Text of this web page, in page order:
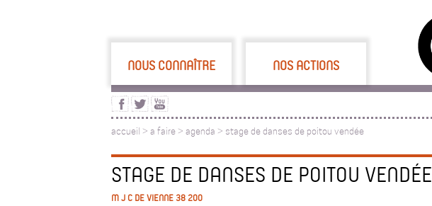
NOUS CONNAÎTRE NOS ACTIONS
accueil > a faire > agenda > stage de danses de poitou vendée
STAGE DE DANSES DE POITOU VENDÉE
M J C DE VIENNE 38 200